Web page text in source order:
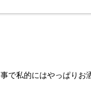
で私的にはやっぱりお